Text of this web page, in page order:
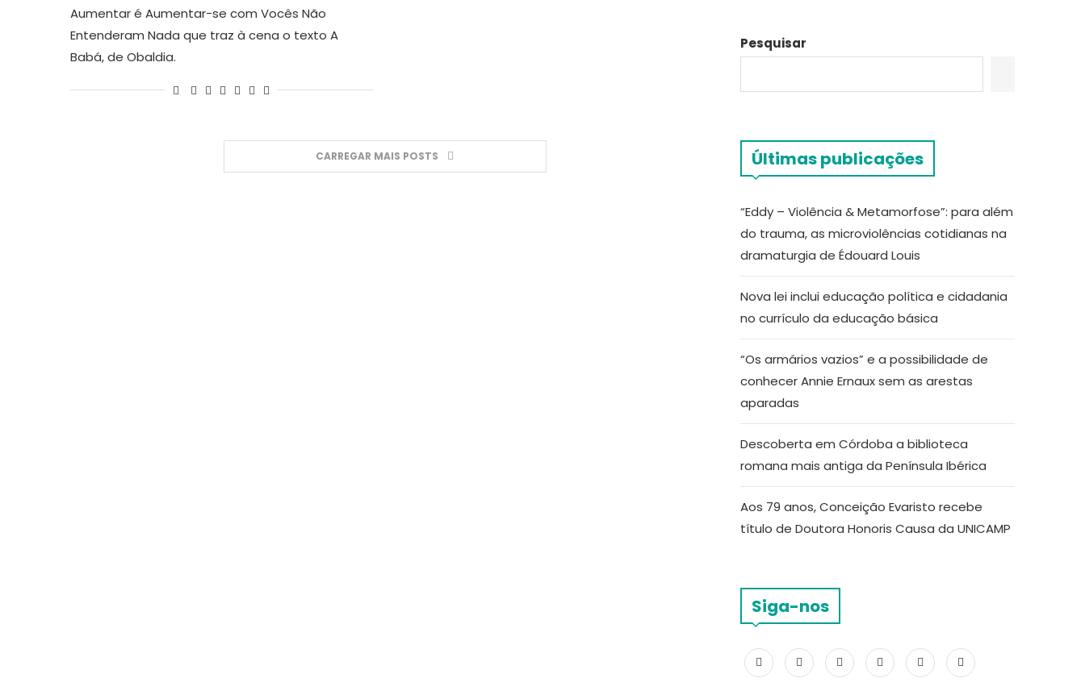
Aumentar é Aumentar-se com Vocês Não
Entenderam Nada que traz à cena o texto A
Babá, de Obaldia.
CARREGAR MAIS POSTS
Pesquisar
Últimas publicações
“Eddy – Violência & Metamorfose”: para além
do trauma, as microviolências cotidianas na
dramaturgia de Édouard Louis
Nova lei inclui educação política e cidadania
no currículo da educação básica
“Os armários vazios” e a possibilidade de
conhecer Annie Ernaux sem as arestas
aparadas
Descoberta em Córdoba a biblioteca
romana mais antiga da Península Ibérica
Aos 79 anos, Conceição Evaristo recebe
título de Doutora Honoris Causa da UNICAMP
Siga-nos